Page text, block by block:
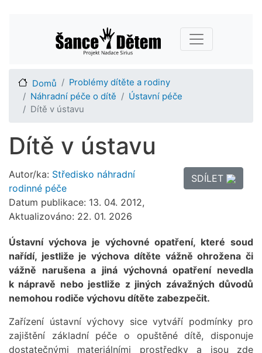
hlavnímu
obsahu
Main navigation
Domů
Problémy dítěte a rodiny
Náhradní péče o dítě
Ústavní péče
Dítě v ústavu
Dítě v ústavu
Autor/ka: Středisko náhradní
rodinné péče
Datum publikace: 13. 04. 2012,
Aktualizováno: 22. 01. 2026
SDÍLET
Ústavní výchova je výchovné opatření, které soud
nařídí, jestliže je výchova dítěte vážně ohrožena či
vážně narušena a jiná výchovná opatření nevedla
k nápravě nebo jestliže z jiných závažných důvodů
nemohou rodiče výchovu dítěte zabezpečit.
Zařízení ústavní výchovy sice vytváří podmínky pro
zajištění základní péče o opuštěné dítě, disponuje
dostatečnými materiálními prostředky a jsou zde